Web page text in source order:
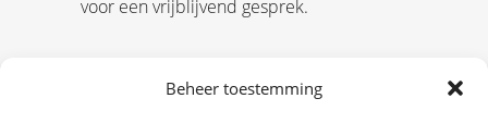
Beheer toestemming
voor een vrijblijvend gesprek.